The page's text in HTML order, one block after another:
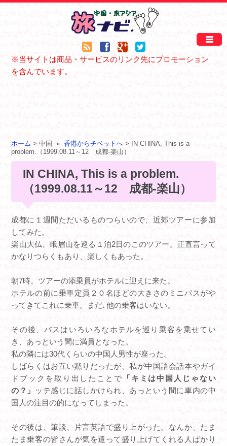
※当サイトは商品・サービスのリンク先にプロモーション
を含んでいます。
ホーム > 中国 »香港からチベットへ > IN CHINA, This is a
problem.（1999.08.11～12 成都-楽山）
IN CHINA, This is a problem.
（1999.08.11～12 成都-楽山）
成都に１週間ただいるものつらいので、近郊ツアーに参加
してみた。
楽山大仏、峨眉山を巡る１泊2日のこのツアー。正直言って
かなりつらくもあり、楽しくもあった。
朝7時。ツアーの添乗員がホテルに迎えに来た。
ホテルの前に乗車定員２０名ほどの大きさのミニバスがや
ってきてこれに乗車。まだ､他の乗客はいない。
その後、バスはいろいろなホテルを巡り乗客を乗せてい
き、あっという間に満員となった。
私の隣には30代くらいの中国人男性が座った。
しばらくはお互い黙りだったが、私が中国語会話本やガイ
ドブックを取り出したことで 「キミは中国人じゃない
の？」
ッテ感じに話しかけられ、あっという間に車内の中
国人の注目の的になってしまった。
その後は、筆談、片言英語で盛り上がった。なんか、たま
たま乗客の皆さんが気を遣って盛り上げてくれる人ばかり